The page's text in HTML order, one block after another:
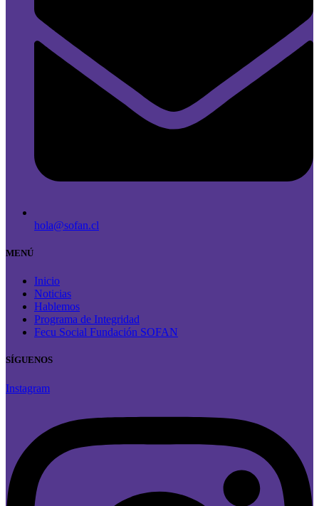
hola@sofan.cl
MENÚ
Inicio
Noticias
Hablemos
Programa de Integridad
Fecu Social Fundación SOFAN
SÍGUENOS
Instagram